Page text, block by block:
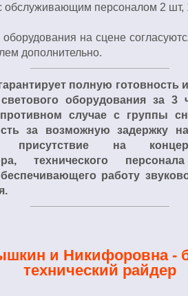
персоналом 2 шт,
на сцене
дополнительно.
полную готовность
оборудования за 3
случае с группы
за возможную задержку
присутствие на
технического
работу
и Никифоровна -
технический райдер